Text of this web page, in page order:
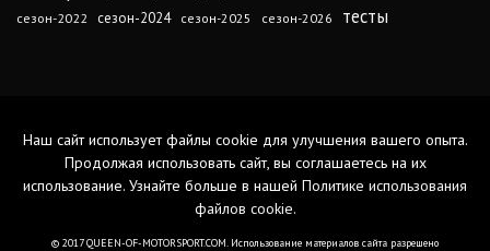
сезон-2022 сезон-2024 сезон-2025 сезон-2026 тесты
Наш сайт использует файлы cookie для улучшения вашего опыта.
Продолжая использовать сайт, вы соглашаетесь на их
использование. Узнайте больше в нашей Политике использования
файлов cookie.
© 2017 QUEEN-OF-MOTORSPORT.COM. Использование материалов сайта разрешено